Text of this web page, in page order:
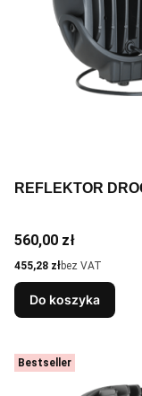
REFLEKTOR
Cena
560,00 zł
Cena
455,28 złbez VAT
Do koszyka
Bestseller